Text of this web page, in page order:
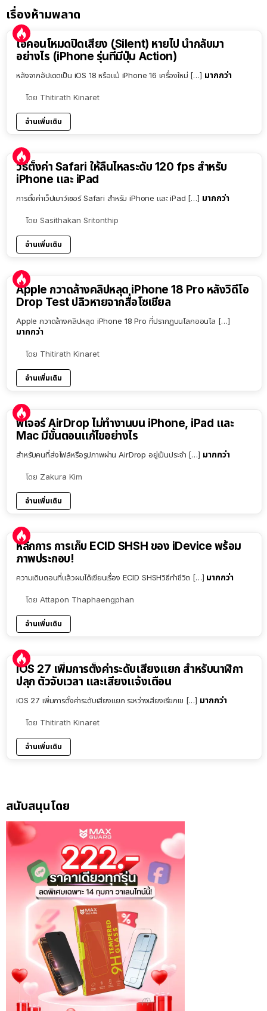
เรื่องห้ามพลาด
ไอคอนโหมดปิดเสียง (Silent) หายไป นำกลับมา
อย่างไร (iPhone รุ่นที่มีปุ่ม Action)
หลังจากอัปเดตเป็น iOS 18 หรือแม้ iPhone 16 เครื่องใหม่ […] มากกว่า
โดย Thitirath Kinaret
อ่านเพิ่มเติม
วิธีตั้งค่า Safari ให้ลื่นไหลระดับ 120 fps สำหรับ
iPhone และ iPad
การตั้งค่าเว็ปเบาว์เซอร์ Safari สำหรับ iPhone และ iPad […] มากกว่า
โดย Sasithakan Sritonthip
อ่านเพิ่มเติม
Apple กวาดล้างคลิปหลุด iPhone 18 Pro หลังวิดีโอ
Drop Test ปลิวหายจากสื่อโซเชียล
Apple กวาดล้างคลิปหลุด iPhone 18 Pro ที่ปรากฏบนโลกออนไล […]
มากกว่า
โดย Thitirath Kinaret
อ่านเพิ่มเติม
ฟีเจอร์ AirDrop ไม่ทำงานบน iPhone, iPad และ
Mac มีขั้นตอนแก้ไขอย่างไร
สำหรับคนที่ส่งไฟล์หรือรูปภาพผ่าน AirDrop อยู่เป็นประจำ […] มากกว่า
โดย Zakura Kim
อ่านเพิ่มเติม
หลักการ การเก็บ ECID SHSH ของ iDevice พร้อม
ภาพประกอบ!
ความเดิมตอนที่แล้วผมได้เขียนเรื่อง ECID SHSHวิธีทำชีวิต […] มากกว่า
โดย Attapon Thaphaengphan
อ่านเพิ่มเติม
iOS 27 เพิ่มการตั้งค่าระดับเสียงแยก สำหรับนาฬิกา
ปลุก ตัวจับเวลา และเสียงแจ้งเตือน
iOS 27 เพิ่มการตั้งค่าระดับเสียงแยก ระหว่างเสียงเรียกเข […] มากกว่า
โดย Thitirath Kinaret
อ่านเพิ่มเติม
สนับสนุนโดย